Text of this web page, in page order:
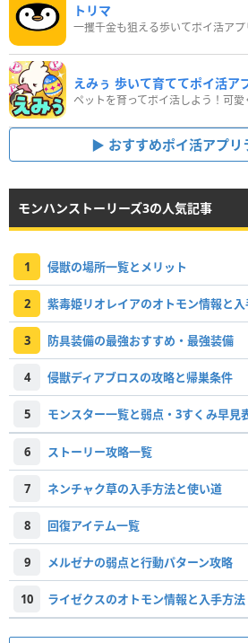
トリマ
一攫千金も狙える歩いてポイ活アプ
えみぅ 歩いて育ててポイ活ア
おすすめポイ活アプリ
モンハンストーリーズ3の人気記事
1 侵獣の場所一覧とメリット
2 紫毒姫リオレイアのオトモン情報と
3 防具装備の最強おすすめ・最強装備
4 侵獣ディアブロスの攻略と帰巣条件
5 モンスター一覧と弱点・3すくみ早見
6 ストーリー攻略一覧
7 ネンチャク草の入手方法と使い道
8 回復アイテム一覧
9 メルゼナの弱点と行動パターン攻略
10 ライゼクスのオトモン情報と入手方